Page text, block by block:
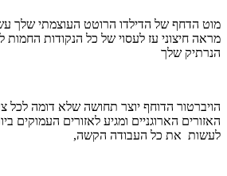
מוט הדחף של הדילדו הרוטט העוצמתי שלך
מראה חיצוני עז לעסוי של כל הנקודות
הנרתיק שלך
הויברטור הדוחף יוצר תחושה שלא דומה
האזורים הארוגניים ומגיע לאזורים העמוקים
לעשות את כל העבודה הקשה,